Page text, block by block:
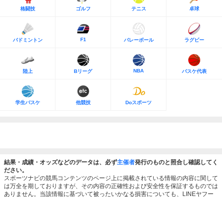
格闘技 ゴルフ テニス 卓球
バドミントン F1 バレーボール ラグビー
陸上 Bリーグ NBA バスケ代表
学生バスケ 他競技 Doスポーツ
結果・成績・オッズなどのデータは、必ず主催者発行のものと照合し確認してく
ださい。
スポーツナビの競馬コンテンツのページ上に掲載されている情報の内容に関して
は万全を期しておりますが、その内容の正確性および安全性を保証するものでは
ありません。当該情報に基づいて被ったいかなる損害についても、LINEヤフー